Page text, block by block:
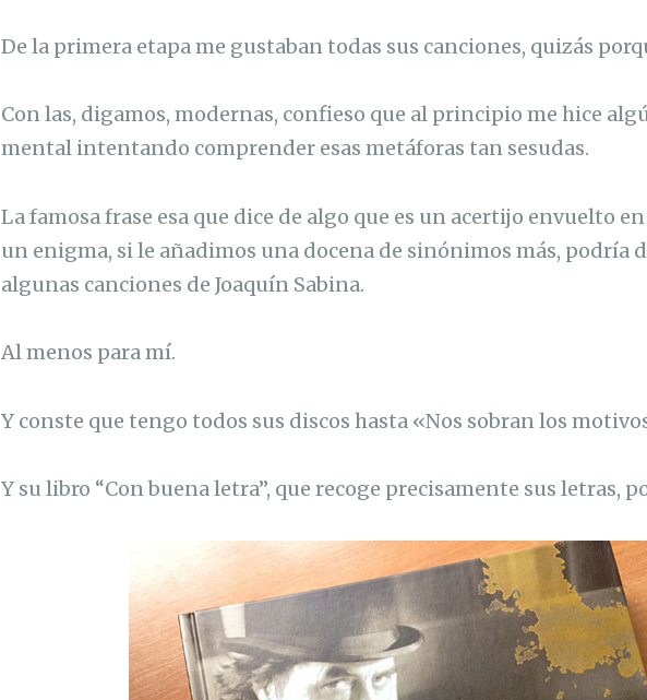
De la primera etapa me gustaban todas sus canciones, quizás
Con las, digamos, modernas, confieso que al principio me hice
mental intentando comprender esas metáforas tan sesudas.
La famosa frase esa que dice de algo que es un acertijo envuelto
un enigma, si le añadimos una docena de sinónimos más, podría
algunas canciones de Joaquín Sabina.
Al menos para mí.
Y conste que tengo todos sus discos hasta «Nos sobran los
Y su libro “Con buena letra”, que recoge precisamente sus letras,